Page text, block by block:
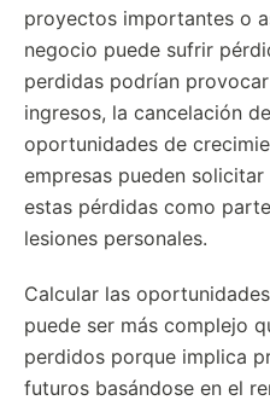
proyectos importantes o
negocio puede sufrir
perdidas podrían
ingresos, la cancelación
oportunidades de
empresas pueden
estas pérdidas como
lesiones personales.
Calcular las
puede ser más complejo
perdidos porque implica
futuros basándose en el